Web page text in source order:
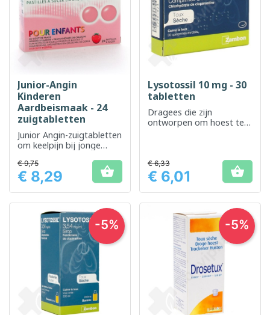
Junior-Angin
Kinderen
Aardbeismaak - 24
zuigtabletten
Junior Angin-zuigtabletten
om keelpijn bij jonge
Prijs
€ 9,75
€ 8,29 
Lysotossil 10 mg - 30
tabletten
Dragees die zijn
ontworpen om hoest te
Prijs
€ 6,33
€ 6,01 
-5% -5%